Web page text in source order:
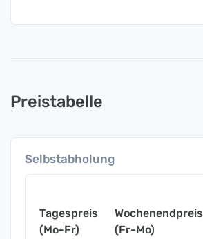
Preistabelle
Selbstabholung
Tagespreis
(Mo-Fr)
Wochenendpreis
(Fr-Mo)